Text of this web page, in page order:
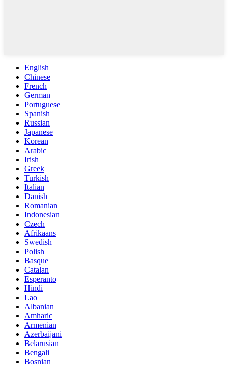
English
Chinese
French
German
Portuguese
Spanish
Russian
Japanese
Korean
Arabic
Irish
Greek
Turkish
Italian
Danish
Romanian
Indonesian
Czech
Afrikaans
Swedish
Polish
Basque
Catalan
Esperanto
Hindi
Lao
Albanian
Amharic
Armenian
Azerbaijani
Belarusian
Bengali
Bosnian